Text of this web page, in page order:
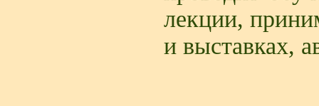
лекции,
и выставках,